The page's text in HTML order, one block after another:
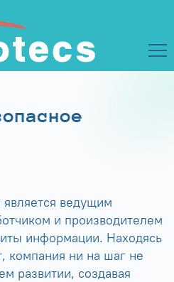
ведущим
и производителем
информации. Находясь
компания ни на шаг не
развитии, создавая